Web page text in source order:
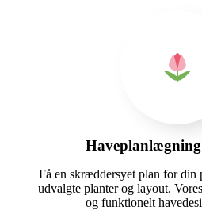
Få en skræddersyet plan for din
udvalgte planter og layout.
og funktionelt